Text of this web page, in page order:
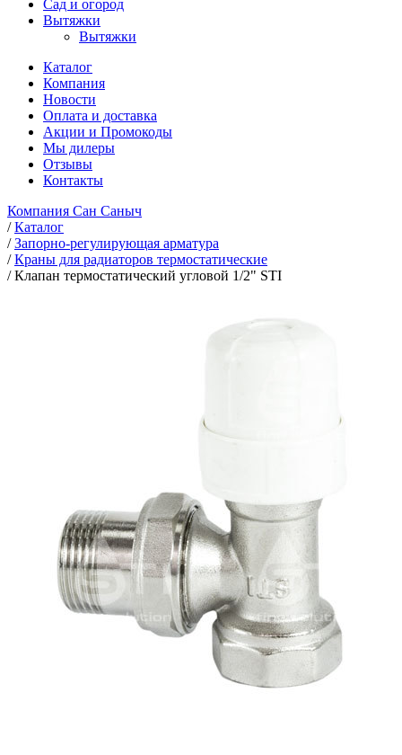
Сад и огород
Вытяжки
Вытяжки
Каталог
Компания
Новости
Оплата и доставка
Акции и Промокоды
Мы дилеры
Отзывы
Контакты
Компания Сан Саныч
/Каталог
/Запорно-регулирующая арматура
/Краны для радиаторов термостатические
/Клапан термостатический угловой 1/2" STI